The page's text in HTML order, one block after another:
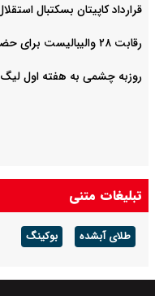
قرارداد کاپیتان بسکتبال
رقابت ۲۸ والیبالیست برای حضور در فهرست نهایی
روزبه چشمی به هفته اول
تبلیغات متنی
طلای آبشده بوکینگ